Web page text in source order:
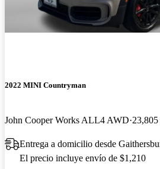
2022 MINI Countryman
John Cooper Works ALL4 AWD
Entrega a domicilio desde
El precio incluye envío de $1,210